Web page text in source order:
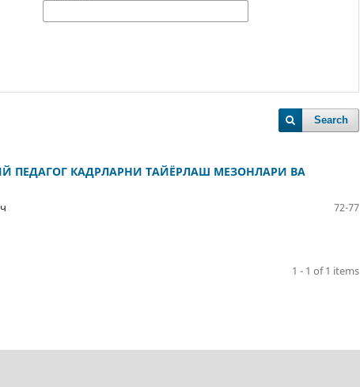
Search
ПЕДАГОГ КАДРЛАРНИ ТАЙЁРЛАШ МЕЗОНЛАРИ ВА
72-77
1 - 1 of 1 items